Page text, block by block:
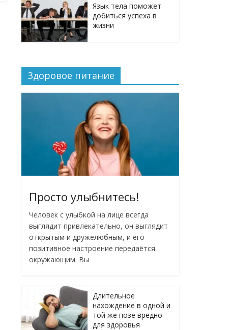
Язык тела поможет
добиться успеха в
жизни
Здоровое питание
Просто улыбнитесь!
Человек с улыбкой на лице всегда
выглядит привлекательно, он выглядит
открытым и дружелюбным, и его
позитивное настроение передаётся
окружающим. Вы
Длительное
нахождение в одной и
той же позе вредно
для здоровья